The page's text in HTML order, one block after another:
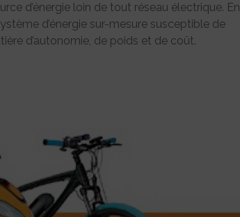
d’énergie loin de tout réseau électrique. En
d’énergie sur-mesure susceptible de
d’autonomie, de poids et de coût.